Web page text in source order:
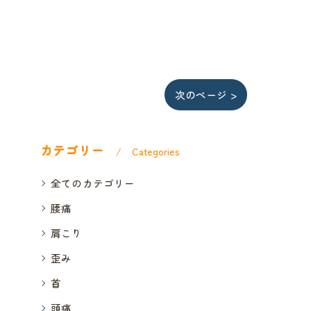
次のページ >
カテゴリー Categories
全てのカテゴリー
腰痛
肩こり
歪み
首
頭痛